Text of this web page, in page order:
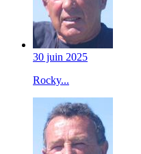
30 juin 2025
Rocky...